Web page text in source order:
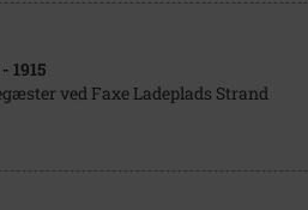
- 1915
ved Faxe Ladeplads Strand